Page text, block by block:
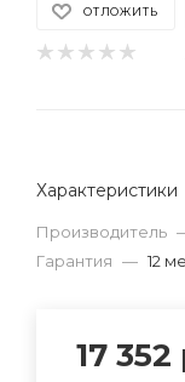
ОТЛОЖИТЬ
Характеристики
Производитель
Гарантия — 12
17 352